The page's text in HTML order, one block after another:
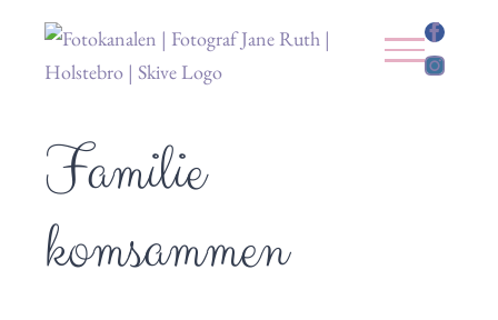
content
større
billede
Familie
komsammen